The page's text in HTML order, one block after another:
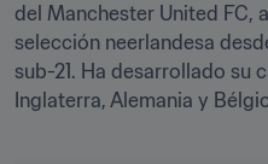
del Manchester United FC,
selección neerlandesa
sub-21. Ha desarrollado su
Inglaterra, Alemania y